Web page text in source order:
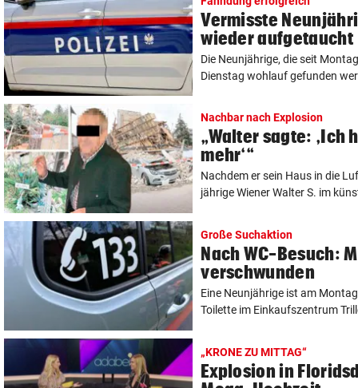
Vermisste
wieder aufgetaucht
Die Neunjährige, die seit
Dienstag wohlauf gefunden
Nachbar nach Explosion
„Walter sagte: ,Ich
mehr‘“
Nachdem er sein Haus in die
jährige Wiener Walter S. im
Große Suchaktion
Nach WC-Besuch:
verschwunden
Eine Neunjährige ist am
Toilette im Einkaufszentrum
„KRONE ZU MITTAG“
Explosion in